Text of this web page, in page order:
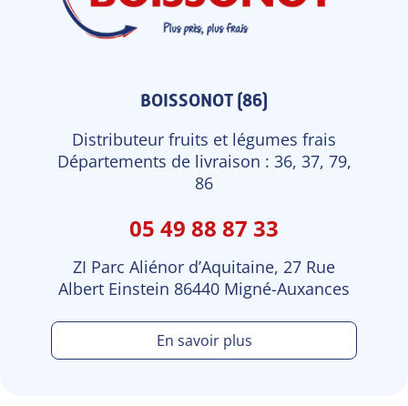
BOISSONOT (86)
Distributeur fruits et légumes frais
Départements de livraison : 36, 37, 79,
86
05 49 88 87 33
ZI Parc Aliénor d’Aquitaine, 27 Rue
Albert Einstein 86440 Migné-Auxances
En savoir plus